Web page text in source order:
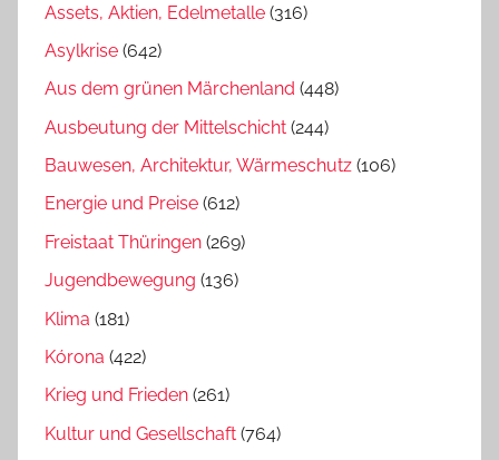
Assets, Aktien, Edelmetalle (316)
Asylkrise (642)
Aus dem grünen Märchenland (448)
Ausbeutung der Mittelschicht (244)
Bauwesen, Architektur, Wärmeschutz (106)
Energie und Preise (612)
Freistaat Thüringen (269)
Jugendbewegung (136)
Klima (181)
Kórona (422)
Krieg und Frieden (261)
Kultur und Gesellschaft (764)